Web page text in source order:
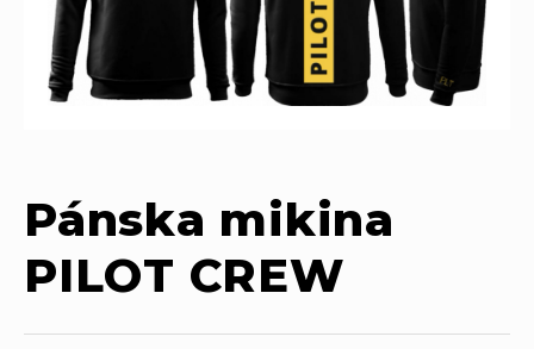
Pánska mikina
PILOT CREW